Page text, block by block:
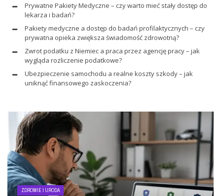
Prywatne Pakiety Medyczne – czy warto mieć stały dostęp do
lekarza i badań?
Pakiety medyczne a dostęp do badań profilaktycznych – czy
prywatna opieka zwiększa świadomość zdrowotną?
Zwrot podatku z Niemiec a praca przez agencję pracy – jak
wygląda rozliczenie podatkowe?
Ubezpieczenie samochodu a realne koszty szkody – jak
uniknąć finansowego zaskoczenia?
ZDROWIE I URODA